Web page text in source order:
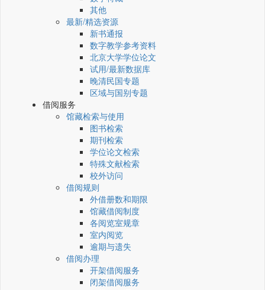
其他
最新/精选资源
新书通报
数字教学参考资料
北京大学学位论文
试用/最新数据库
晚清民国专题
区域与国别专题
借阅服务
馆藏检索与使用
图书检索
期刊检索
学位论文检索
特殊文献检索
校外访问
借阅规则
外借册数和期限
馆藏借阅制度
各阅览室规章
室内阅览
逾期与遗失
借阅办理
开架借阅服务
闭架借阅服务